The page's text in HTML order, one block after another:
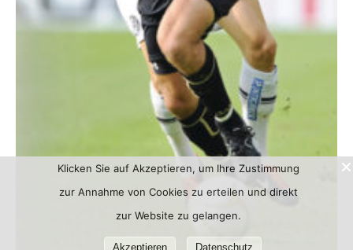
Klicken Sie auf Akzeptieren, um Ihre Zustimmung
zur Annahme von Cookies zu erteilen und direkt
zur Website zu gelangen.
Akzeptieren Datenschutz